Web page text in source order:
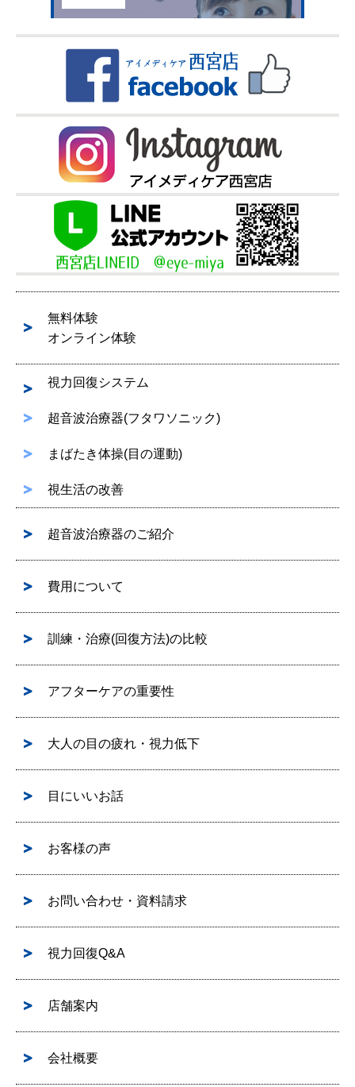
無料体験
オンライン体験
視力回復システム
超音波治療器(フタワソニック)
まばたき体操(目の運動)
視生活の改善
超音波治療器のご紹介
費用について
訓練・治療(回復方法)の比較
アフターケアの重要性
大人の目の疲れ・視力低下
目にいいお話
お客様の声
お問い合わせ・資料請求
視力回復Q&A
店舗案内
会社概要